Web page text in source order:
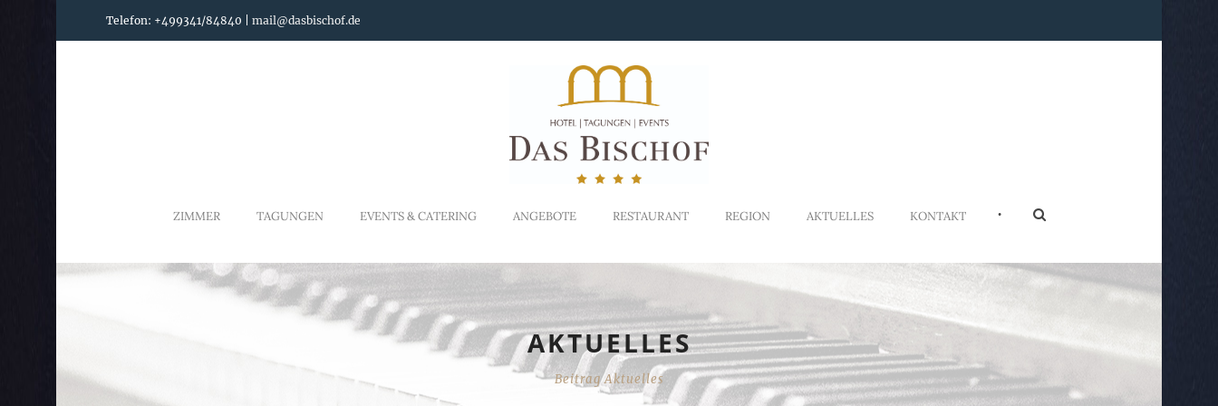
Telefon: +499341/84840 | mail@dasbischof.de
ZIMMER TAGUNGEN EVENTS & CATERING ANGEBOTE RESTAURANT REGION AKTUELLES KONTAKT •
AKTUELLES
Beitrag Aktuelles